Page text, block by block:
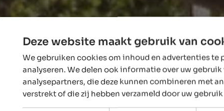
Deze website maakt gebruik van
We gebruiken cookies om inhoud en advertenties te
analyseren. We delen ook informatie over uw
analysepartners, die deze kunnen combineren met
verstrekt of die zij hebben verzameld door uw